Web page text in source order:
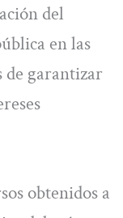
del
en las
de garantizar
obtenidos a